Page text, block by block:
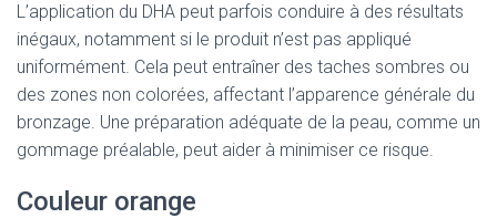
L’application du DHA peut parfois conduire à des résultats
inégaux, notamment si le produit n’est pas appliqué
uniformément. Cela peut entraîner des taches sombres ou
des zones non colorées, affectant l’apparence générale du
bronzage. Une préparation adéquate de la peau, comme un
gommage préalable, peut aider à minimiser ce risque.
Couleur orange